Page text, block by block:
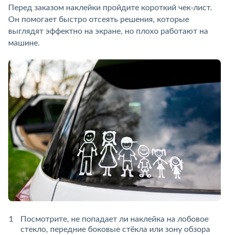
Перед заказом наклейки пройдите короткий чек-лист.
Он помогает быстро отсеять решения, которые
выглядят эффектно на экране, но плохо работают на
машине.
Посмотрите, не попадает ли наклейка на лобовое
стекло, передние боковые стёкла или зону обзора